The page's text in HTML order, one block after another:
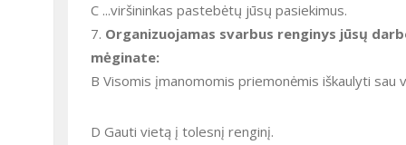
C ...viršininkas pastebėtų jūsų pasiekimus.
7. Organizuojamas svarbus renginys jūsų
mėginate:
B Visomis įmanomomis priemonėmis iškaulyti sau
D Gauti vietą į tolesnį renginį.